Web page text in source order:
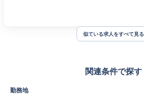
似ている求人をすべて見る
関連条件で探す
勤務地